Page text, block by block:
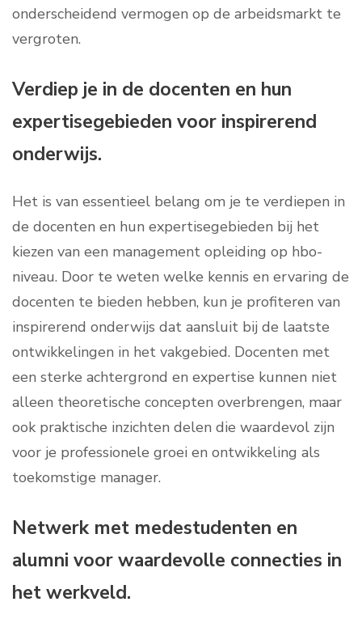
onderscheidend vermogen op de arbeidsmarkt te
vergroten.
Verdiep je in de docenten en hun
expertisegebieden voor inspirerend
onderwijs.
Het is van essentieel belang om je te verdiepen in
de docenten en hun expertisegebieden bij het
kiezen van een management opleiding op hbo-
niveau. Door te weten welke kennis en ervaring de
docenten te bieden hebben, kun je profiteren van
inspirerend onderwijs dat aansluit bij de laatste
ontwikkelingen in het vakgebied. Docenten met
een sterke achtergrond en expertise kunnen niet
alleen theoretische concepten overbrengen, maar
ook praktische inzichten delen die waardevol zijn
voor je professionele groei en ontwikkeling als
toekomstige manager.
Netwerk met medestudenten en
alumni voor waardevolle connecties in
het werkveld.